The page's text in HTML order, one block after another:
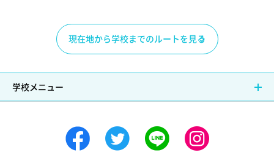
現在地から学校までのルートを見る
学校メニュー